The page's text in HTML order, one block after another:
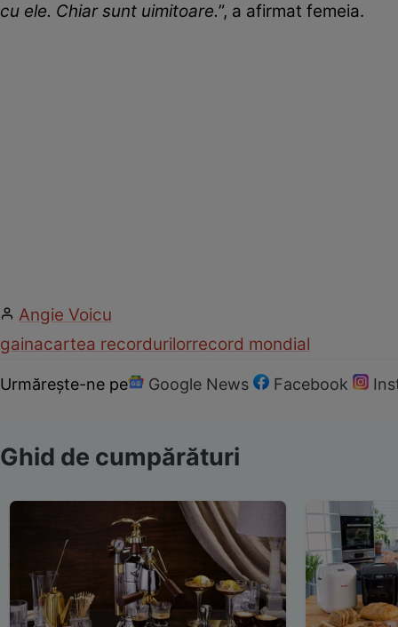
cu ele. Chiar sunt uimitoare.”, a afirmat femeia.
Angie Voicu
gainacartea recordurilorrecord mondial
Urmărește-ne pe Google News Facebook
Ghid de cumpărături